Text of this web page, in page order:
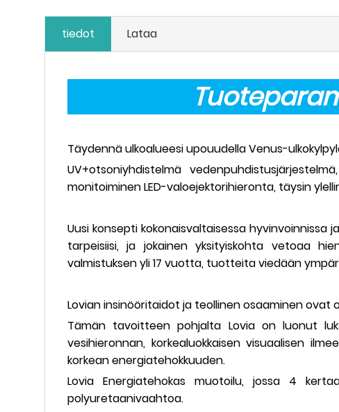
tiedot Lataa
Täydennä ulkoalueesi upouudella Venus-
UV+otsoniyhdistelmä
monitoiminen LED-valoejektorihieronta, täysin
Uusi konsepti kokonaisvaltaisessa
tarpeisiisi, ja jokainen yksityiskohta vetoaa
valmistuksen yli 17 vuotta, tuotteita viedään
Lovian insinööritaidot ja teollinen osaaminen
Tämän tavoitteen pohjalta Lovia on luonut
vesihieronnan, korkealuokkaisen visuaalisen
korkean energiatehokkuuden.
Lovia Energiatehokas muotoilu, jossa 4
polyuretaanivaahtoa.